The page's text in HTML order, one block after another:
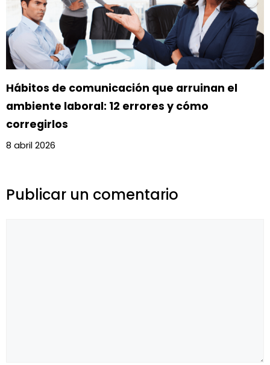
Hábitos de comunicación que arruinan el
ambiente laboral: 12 errores y cómo
corregirlos
8 abril 2026
Publicar un comentario